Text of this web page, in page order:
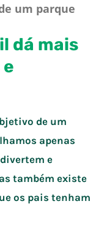
um parque
dá mais
de um
apenas
e
também existe
os pais tenham